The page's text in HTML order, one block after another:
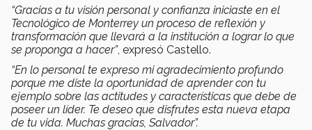
“Gracias a tu visión personal y confianza iniciaste en el
Tecnológico de Monterrey un proceso de reflexión y
transformación que llevará a la institución a lograr lo que
se proponga a hacer”, expresó Castello.
“En lo personal te expreso mi agradecimiento profundo
porque me diste la oportunidad de aprender con tu
ejemplo sobre las actitudes y características que debe de
poseer un líder. Te deseo que disfrutes esta nueva etapa
de tu vida. Muchas gracias, Salvador”.